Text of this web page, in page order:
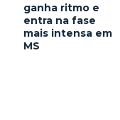
ganha ritmo e
entra na fase
mais intensa em
MS